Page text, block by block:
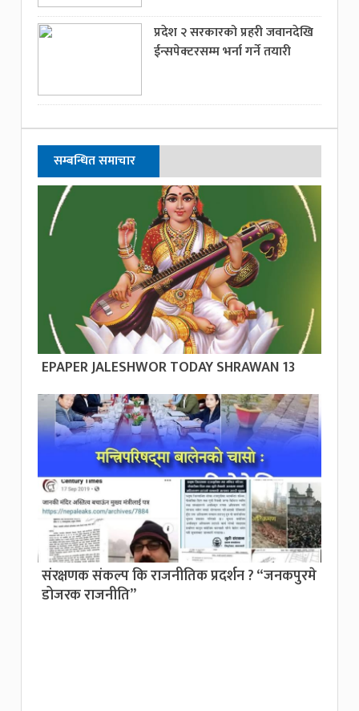
प्रदेश २ सरकारको प्रहरी जवानदेखि
ईन्सपेक्टरसम्म भर्ना गर्ने तयारी
सम्बन्धित समाचार
EPAPER JALESHWOR TODAY SHRAWAN 13
संरक्षणक संकल्प कि राजनीतिक प्रदर्शन ? “जनकपुरमे
डोजरक राजनीति”